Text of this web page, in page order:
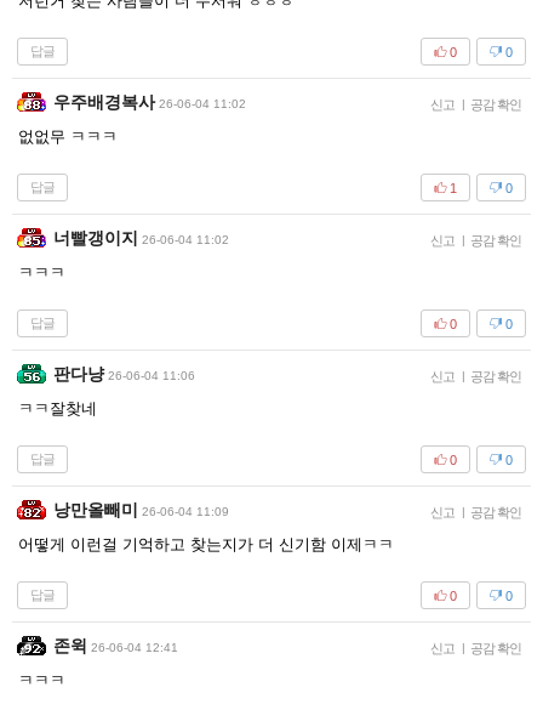
답글 0
0
우주배경복사 26-06-04 11:02 신고 | 공감 확인
없없무 ㅋㅋㅋ
답글 0
1
너빨갱이지 26-06-04 11:02 신고 | 공감 확인
ㅋㅋㅋ
답글 0
0
판다냥 26-06-04 11:06 신고 | 공감 확인
ㅋㅋ잘찾네
답글 0
0
낭만올빼미 26-06-04 11:09 신고 | 공감 확인
어떻게 이런걸 기억하고 찾는지가 더 신기함 이제ㅋㅋ
답글 0
0
존윅 26-06-04 12:41 신고 | 공감 확인
ㅋㅋㅋ